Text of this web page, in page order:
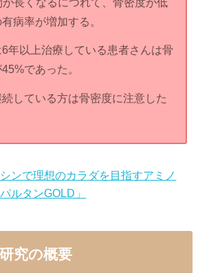
病率が増加する。
6年以上治療している患者さんは骨
であった。
続している方は骨密度に注意した
ンで理想のカラダを目指すアミノ
ルタンGOLD」
究の概要